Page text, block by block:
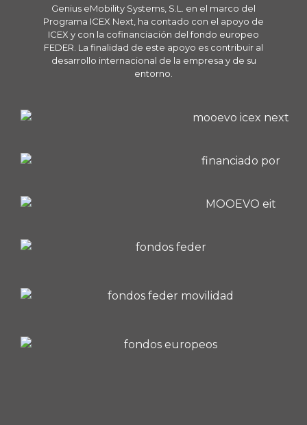
Genius eMobility Systems, S.L. en el marco del
Programa ICEX Next, ha contado con el apoyo de
ICEX y con la cofinanciación del fondo europeo
FEDER. La finalidad de este apoyo es contribuir al
desarrollo internacional de la empresa y de su
entorno.